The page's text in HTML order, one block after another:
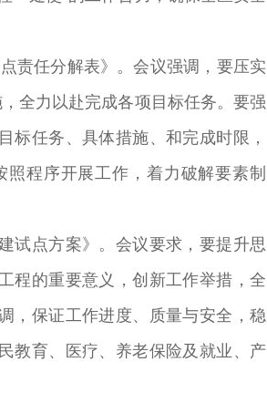
任分解表》。会议强调，要压实
全力以赴完成各项目标任务。要强
标任务、具体措施、和完成时限，
程序开展工作，着力破解要素制
点方案》。会议要求，要提升思
程的重要意义，创新工作举措，全
，保证工作进度、质量与安全，稳
教育、医疗、养老保险及就业、产